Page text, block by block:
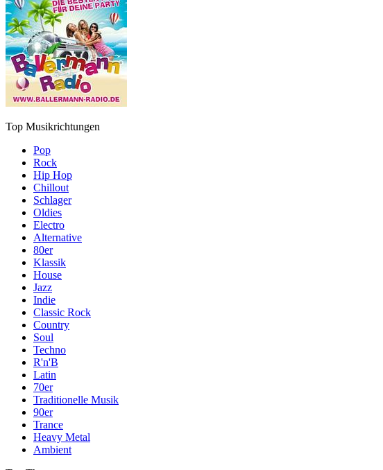
Top Musikrichtungen
Pop
Rock
Hip Hop
Chillout
Schlager
Oldies
Electro
Alternative
80er
Klassik
House
Jazz
Indie
Classic Rock
Country
Soul
Techno
R'n'B
Latin
70er
Traditionelle Musik
90er
Trance
Heavy Metal
Ambient